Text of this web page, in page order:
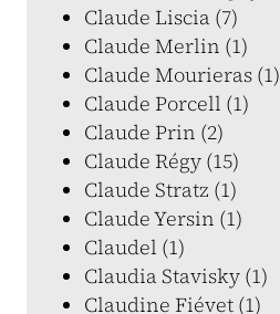
Claude Liscia (7)
Claude Merlin (1)
Claude Mourieras (1)
Claude Porcell (1)
Claude Prin (2)
Claude Régy (15)
Claude Stratz (1)
Claude Yersin (1)
Claudel (1)
Claudia Stavisky (1)
Claudine Fiévet (1)